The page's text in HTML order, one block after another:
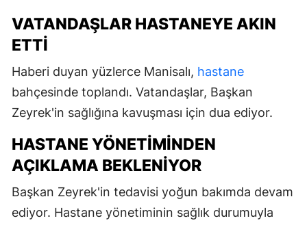
VATANDAŞLAR HASTANEYE AKIN
ETTI
Haberi duyan yüzlerce Manisalı, hastane
bahçesinde toplandı. Vatandaşlar, Başkan
Zeyrek'in sağlığına kavuşması için dua ediyor.
HASTANE YÖNETIMINDEN
AÇIKLAMA BEKLENIYOR
Başkan Zeyrek'in tedavisi yoğun bakımda devam
ediyor. Hastane yönetiminin sağlık durumuyla